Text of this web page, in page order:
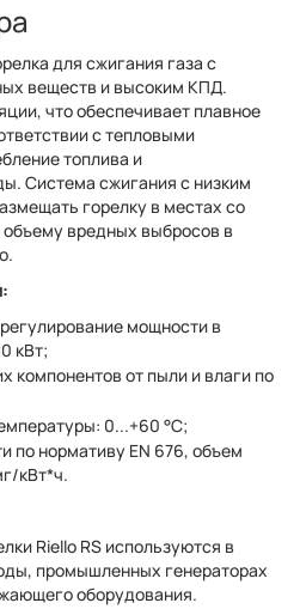
для сжигания газа с
веществ и высоким КПД.
что обеспечивает плавное
с тепловыми
топлива и
Система сжигания с низким
горелку в местах со
вредных выбросов в
мощности в
кВт;
компонентов от пыли и влаги по
0...+60 °C;
по нормативу EN 676, объем
кВт*ч.
Riello RS используются в
промышленных генераторах
оборудования.